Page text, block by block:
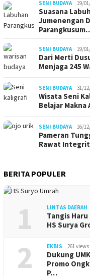
SENI BUDAYA 19/
Suasana
Jumenengan
SENI BUDAYA 19/
Dari Merti
Menjaga 245
SENI BUDAYA 31/
Wisata Seni
Belajar
SENI BUDAYA 16/
Pameran
Rawat
BERITA POPULER
1 LINTAS DAERAH
Tangis
HS Surya
2 EKBIS 261 views
Dukung
Promo
P…